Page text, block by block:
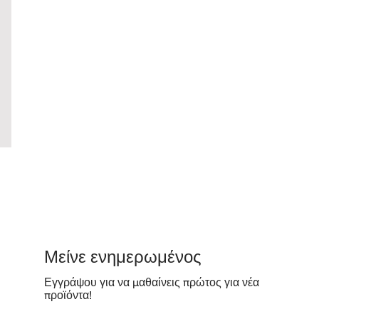
​Μείνε ενημερωμένος
Εγγράψου για να μαθαίνεις πρώτος για νέα
προϊόντα!